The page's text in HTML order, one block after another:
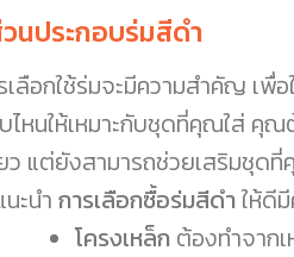
วนประกอบร่มสีดำ
เลือกใช้ร่มจะมีความสำคัญ เพื่
ไหนให้เหมาะกับชุดที่คุณใส่ คุณ
ว แต่ยังสามารถช่วยเสริมชุดที่
นะนำ การเลือกซื้อร่มสีดำให้ดี
โครงเหล็กต้องทำจากเ